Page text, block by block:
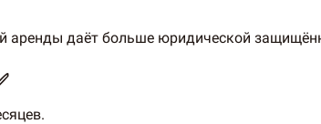
аренды даёт больше юридической